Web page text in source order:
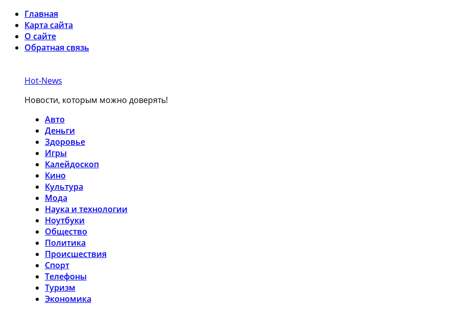
Главная
Карта сайта
О сайте
Обратная связь
Hot-News
Новости, которым можно доверять!
Авто
Деньги
Здоровье
Игры
Калейдоскоп
Кино
Культура
Мода
Наука и технологии
Ноутбуки
Общество
Политика
Происшествия
Спорт
Телефоны
Туризм
Экономика